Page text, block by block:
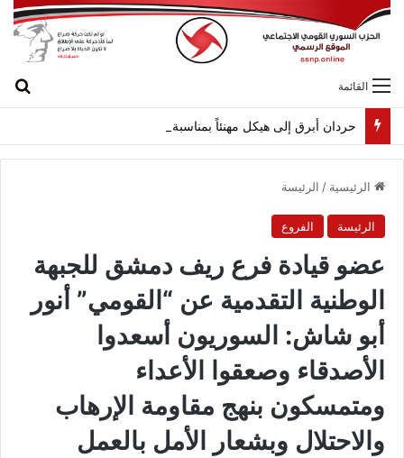
القائمة
حردان أبرق إلى هيكل مهنئاً بمناسبة عيد الجيش
الرئيسية / الرئيسة
الرئيسة الفروع
عضو قيادة فرع ريف دمشق للجبهة
الوطنية التقدمية عن “القومي” أنور
أبو شاش: السوريون أسعدوا
الأصدقاء وصعقوا الأعداء
ومتمسكون بنهج مقاومة الإرهاب
والاحتلال وبشعار الأمل بالعمل